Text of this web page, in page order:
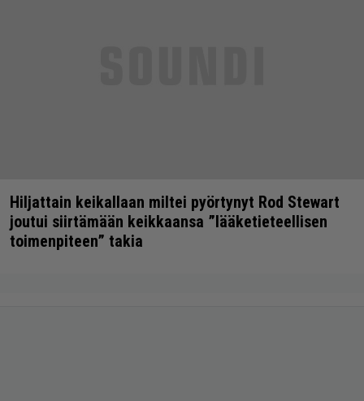
Hiljattain keikallaan miltei pyörtynyt Rod Stewart
joutui siirtämään keikkaansa ”lääketieteellisen
toimenpiteen” takia